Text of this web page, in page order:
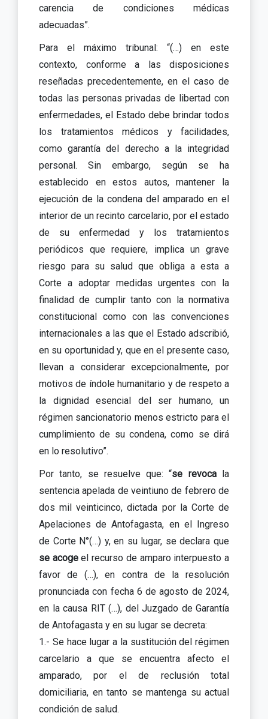
carencia de condiciones médicas
adecuadas”.
Para el máximo tribunal: “(…) en este
contexto, conforme a las disposiciones
reseñadas precedentemente, en el caso de
todas las personas privadas de libertad con
enfermedades, el Estado debe brindar todos
los tratamientos médicos y facilidades,
como garantía del derecho a la integridad
personal. Sin embargo, según se ha
establecido en estos autos, mantener la
ejecución de la condena del amparado en el
interior de un recinto carcelario, por el estado
de su enfermedad y los tratamientos
periódicos que requiere, implica un grave
riesgo para su salud que obliga a esta a
Corte a adoptar medidas urgentes con la
finalidad de cumplir tanto con la normativa
constitucional como con las convenciones
internacionales a las que el Estado adscribió,
en su oportunidad y, que en el presente caso,
llevan a considerar excepcionalmente, por
motivos de índole humanitario y de respeto a
la dignidad esencial del ser humano, un
régimen sancionatorio menos estricto para el
cumplimiento de su condena, como se dirá
en lo resolutivo”.
Por tanto, se resuelve que: “se revocala
sentencia apelada de veintiuno de febrero de
dos mil veinticinco, dictada por la Corte de
Apelaciones de Antofagasta, en el Ingreso
de Corte N°(…) y, en su lugar, se declara que
se acogeel recurso de amparo interpuesto a
favor de (…), en contra de la resolución
pronunciada con fecha 6 de agosto de 2024,
en la causa RIT (…), del Juzgado de Garantía
de Antofagasta y en su lugar se decreta:
1.- Se hace lugar a la sustitución del régimen
carcelario a que se encuentra afecto el
amparado, por el de reclusión total
domiciliaria, en tanto se mantenga su actual
condición de salud.